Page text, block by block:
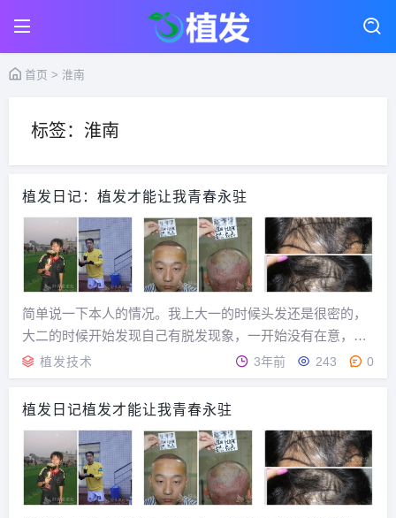
首页 > 淮南
标签：淮南
植发日记：植发才能让我青春永驻
简单说一下本人的情况。我上大一的时候头发还是很密的，
大二的时候开始发现自己有脱发现象，一开始没有在意，但
是到了大三，一次聚会时，一个女同学说，你的发际线都开
始后移了，最近那么用功啊，头发都掉光了，也来越聪明
了。此时才有了危机感。可是各种治疗方法都试过了，收...
植发技术 3年前 243 0
植发日记植发才能让我青春永驻